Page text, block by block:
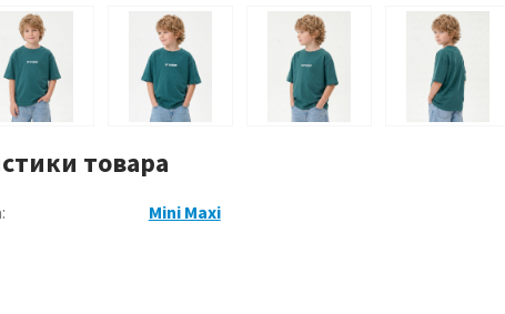
товара
Mini Maxi